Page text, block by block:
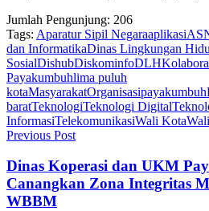
Jumlah Pengunjung: 206
Tags: Aparatur Sipil Negaraaplikasi
dan InformatikaDinas Lingkungan
SosialDishubDiskominfoDLH
Payakumbuhlima puluh
kotaMasyarakatOrganisasipayakumbuh
baratTeknologiTeknologi Digital
InformasiTelekomunikasiWali Kota
Previous Post
Dinas Koperasi dan UKM
Canangkan Zona Integritas
WBBM